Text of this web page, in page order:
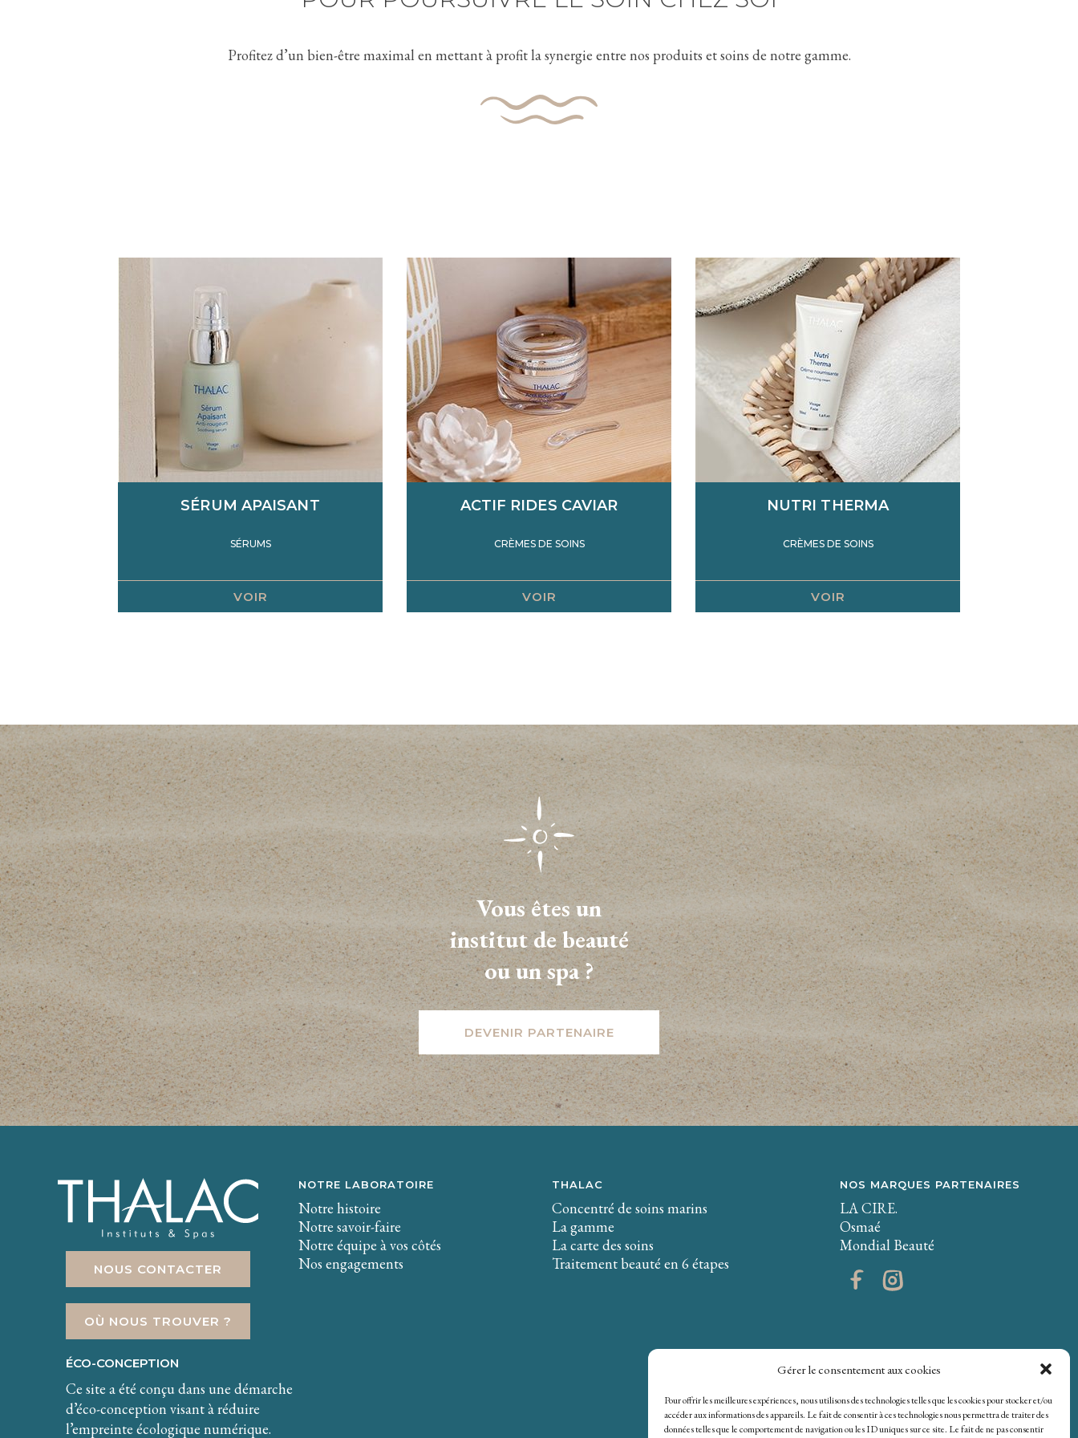
Gérer le consentement aux cookies
Pour offrir les meilleures expériences, nous utilisons des technologies telles que les cookies pour stocker et/ou
accéder aux informations des appareils. Le fait de consentir à ces technologies nous permettra de traiter des
données telles que le comportement de navigation ou les ID uniques sur ce site. Le fait de ne pas consentir
Profitez d’un bien-être maximal en mettant à profit la synergie entre nos produits et soins de notre gamme.
SÉRUM APAISANT
SÉRUMS
VOIR
ACTIF RIDES CAVIAR
CRÈMES DE SOINS
VOIR
NUTRI THERMA
CRÈMES DE SOINS
VOIR
Vous êtes un
institut de beauté
ou un spa ?
DEVENIR PARTENAIRE
NOUS CONTACTER
OÙ NOUS TROUVER ?
ÉCO-CONCEPTION
Ce site a été conçu dans une démarche
d’éco-conception visant à réduire
l’empreinte écologique numérique.
NOTRE LABORATOIRE
Notre histoire
Notre savoir-faire
Notre équipe à vos côtés
Nos engagements
THALAC
Concentré de soins marins
La gamme
La carte des soins
Traitement beauté en 6 étapes
NOS MARQUES PARTENAIRES
LA CIRE.
Osmaé
Mondial Beauté